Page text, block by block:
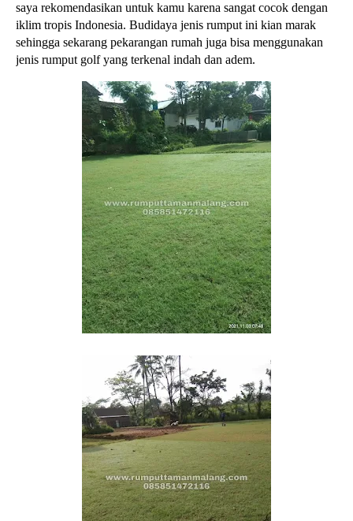
saya rekomendasikan untuk kamu karena sangat cocok dengan
iklim tropis Indonesia. Budidaya jenis rumput ini kian marak
sehingga sekarang pekarangan rumah juga bisa menggunakan
jenis rumput golf yang terkenal indah dan adem.